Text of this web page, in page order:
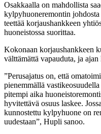
Osakkaalla on mahdollista
kylpyhuoneremontin
teettää korjaushankkeen
huoneistossa suorittaa.
Kokonaan korjaushankkeen
välttämättä vapauduta, ja
”Perusajatus on, että
pienemmällä
pitempi aika
hyvitettävä osuus laskee.
kunnostettu kylpyhuone on
uudestaan”, Hupli sanoo.